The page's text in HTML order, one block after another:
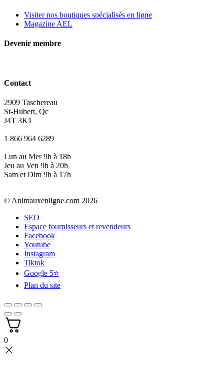
Visiter nos boutiques spécialisés en ligne
Magazine AEL
Devenir membre
Contact
2909 Taschereau
St-Hubert, Qc
J4T 3K1
1 866 964 6289
Lun au Mer 9h à 18h
Jeu au Ven 9h à 20h
Sam et Dim 9h à 17h
© Animauxenligne.com 2026
SEO
Espace fournisseurs et revendeurs
Facebook
Youtube
Instagram
Tiktok
Google 5⭐
Plan du site
0